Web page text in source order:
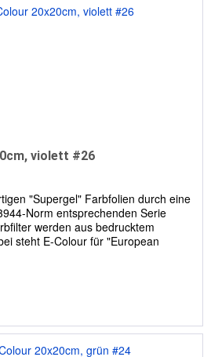
violett #26
"Supergel" Farbfolien durch eine
Norm entsprechenden Serie
werden aus bedrucktem
steht E-Colour für "European